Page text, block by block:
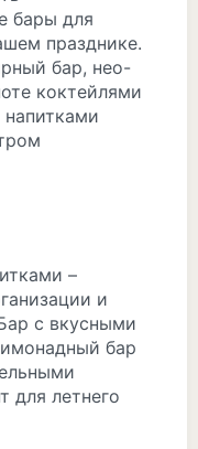
бары для
празднике.
бар, нео-
коктейлями
–
и
с вкусными
бар
для летнего